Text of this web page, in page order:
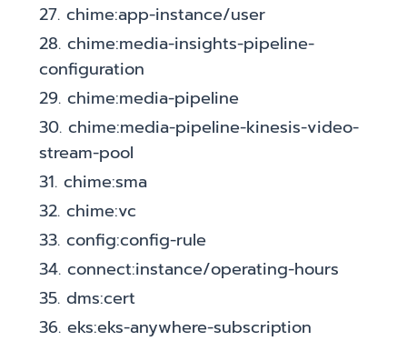
27. chime:app-instance/user
28. chime:media-insights-pipeline-
configuration
29. chime:media-pipeline
30. chime:media-pipeline-kinesis-video-
stream-pool
31. chime:sma
32. chime:vc
33. config:config-rule
34. connect:instance/operating-hours
35. dms:cert
36. eks:eks-anywhere-subscription